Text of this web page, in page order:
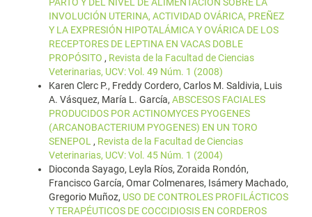
INVOLUCIÓN UTERINA, ACTIVIDAD OVÁRICA, PREÑEZ
Y LA EXPRESIÓN HIPOTALÁMICA Y OVÁRICA DE LOS
RECEPTORES DE LEPTINA EN VACAS DOBLE
PROPÓSITO , Revista de la Facultad de Ciencias
Veterinarias, UCV: Vol. 49 Núm. 1 (2008)
Karen Clerc P., Freddy Cordero, Carlos M. Saldivia, Luis
A. Vásquez, María L. García, ABSCESOS FACIALES
PRODUCIDOS POR ACTINOMYCES PYOGENES
(ARCANOBACTERIUM PYOGENES) EN UN TORO
SENEPOL , Revista de la Facultad de Ciencias
Veterinarias, UCV: Vol. 45 Núm. 1 (2004)
Dioconda Sayago, Leyla Ríos, Zoraida Rondón,
Francisco García, Omar Colmenares, Isámery Machado,
Gregorio Muñoz, USO DE CONTROLES PROFILÁCTICOS
Y TERAPÉUTICOS DE COCCIDIOSIS EN CORDEROS